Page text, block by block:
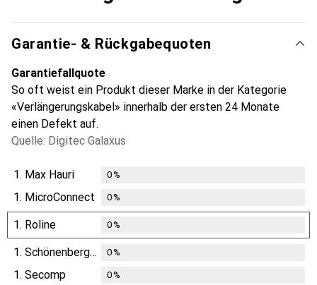
Garantie- & Rückgabequoten
Garantiefallquote
So oft weist ein Produkt dieser Marke in der Kategorie
«Verlängerungskabel» innerhalb der ersten 24 Monate
einen Defekt auf.
Quelle: Digitec Galaxus
1. Max Hauri 0%
1. MicroConnect 0%
1. Roline 0%
1. Schönenberger 0%
1. Secomp 0%